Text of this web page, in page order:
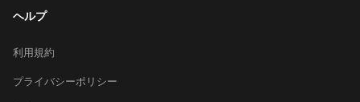
ヘルプ
利用規約
プライバシーポリシー